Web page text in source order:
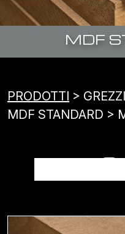
MDF
PRODOTTI >
MDF STANDARD >
MDF